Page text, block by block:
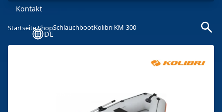
Kontakt
DE
Startseite ShopSchlauchbootKolibri KM-300